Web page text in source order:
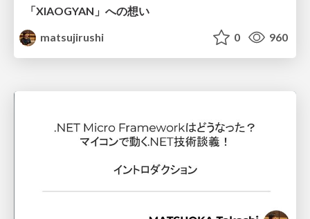
「XIAOGYAN」への想い
matsujirushi
0 960